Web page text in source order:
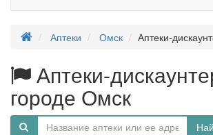
Аптеки Омск Аптеки-
Аптеки-
городе Омск